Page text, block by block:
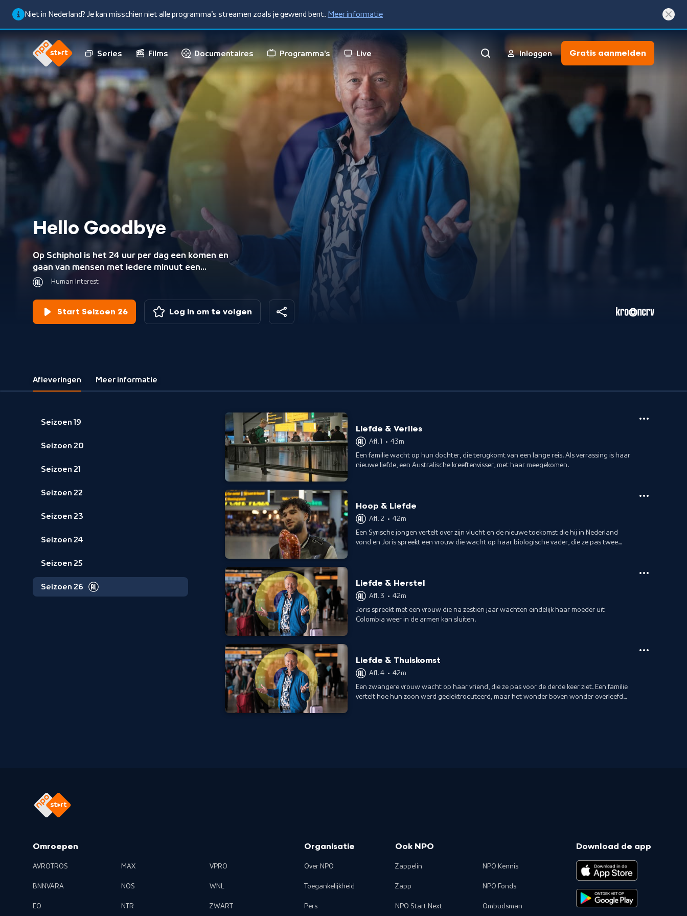
Niet in Nederland? Je kan misschien niet alle programma’s streamen zoals je gewend bent. Meer informatie
Series Films Documentaires Programma's Live Inloggen Gratis aanmelden
Hello Goodbye
Op Schiphol is het 24 uur per dag een komen en
gaan van mensen met iedere minuut een
ontmoeting of een afscheid. Joris Linssen gaat op
Schiphol op zoek naar de verhalen achter het
nemen van afscheid en hereniging.
Human Interest
Start Seizoen 26 Log in om te volgen
Afleveringen Meer informatie
Seizoen 19
Seizoen 20
Seizoen 21
Seizoen 22
Seizoen 23
Seizoen 24
Seizoen 25
Seizoen 26
Liefde & Verlies
Afl. 1 • 43m
Een familie wacht op hun dochter, die terugkomt van een lange reis. Als verrassing is haar
nieuwe liefde, een Australische kreeftenvisser, met haar meegekomen.
Hoop & Liefde
Afl. 2 • 42m
Een Syrische jongen vertelt over zijn vlucht en de nieuwe toekomst die hij in Nederland
vond en Joris spreekt een vrouw die wacht op haar biologische vader, die ze pas twee
Liefde & Herstel
Afl. 3 • 42m
Joris spreekt met een vrouw die na zestien jaar wachten eindelijk haar moeder uit
Colombia weer in de armen kan sluiten.
Liefde & Thuiskomst
Afl. 4 • 42m
Een zwangere vrouw wacht op haar vriend, die ze pas voor de derde keer ziet. Een familie
vertelt hoe hun zoon werd geëlektrocuteerd, maar het wonder boven wonder overleefd
Omroepen
AVROTROS
BNNVARA
EO
MAX
NOS
NTR
VPRO
WNL
ZWART
Organisatie
Over NPO
Toegankelijkheid
Pers
Ook NPO
Zappelin
Zapp
NPO Start Next
NPO Kennis
NPO Fonds
Ombudsman
Download de app